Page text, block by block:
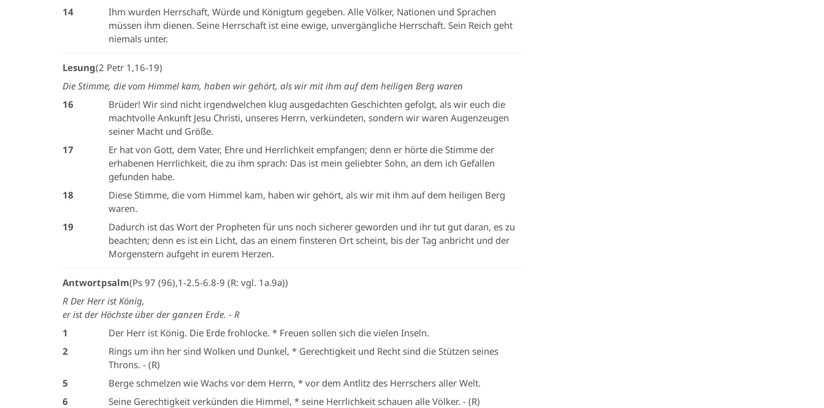
14
Ihm wurden Herrschaft, Würde und Königtum gegeben. Alle Völker, Nationen und Sprachen
müssen ihm dienen. Seine Herrschaft ist eine ewige, unvergängliche Herrschaft. Sein Reich geht
niemals unter.
Lesung(2 Petr 1,16-19)
Die Stimme, die vom Himmel kam, haben wir gehört, als wir mit ihm auf dem heiligen Berg waren
16
Brüder! Wir sind nicht irgendwelchen klug ausgedachten Geschichten gefolgt, als wir euch die
machtvolle Ankunft Jesu Christi, unseres Herrn, verkündeten, sondern wir waren Augenzeugen
seiner Macht und Größe.
17
Er hat von Gott, dem Vater, Ehre und Herrlichkeit empfangen; denn er hörte die Stimme der
erhabenen Herrlichkeit, die zu ihm sprach: Das ist mein geliebter Sohn, an dem ich Gefallen
gefunden habe.
18
Diese Stimme, die vom Himmel kam, haben wir gehört, als wir mit ihm auf dem heiligen Berg
waren.
19
Dadurch ist das Wort der Propheten für uns noch sicherer geworden und ihr tut gut daran, es zu
beachten; denn es ist ein Licht, das an einem finsteren Ort scheint, bis der Tag anbricht und der
Morgenstern aufgeht in eurem Herzen.
Antwortpsalm(Ps 97 (96),1-2.5-6.8-9 (R: vgl. 1a.9a))
R Der Herr ist König,
er ist der Höchste über der ganzen Erde. - R
1
Der Herr ist König. Die Erde frohlocke. * Freuen sollen sich die vielen Inseln.
2
Rings um ihn her sind Wolken und Dunkel, * Gerechtigkeit und Recht sind die Stützen seines
Throns. - (R)
5
Berge schmelzen wie Wachs vor dem Herrn, * vor dem Antlitz des Herrschers aller Welt.
6
Seine Gerechtigkeit verkünden die Himmel, * seine Herrlichkeit schauen alle Völker. - (R)